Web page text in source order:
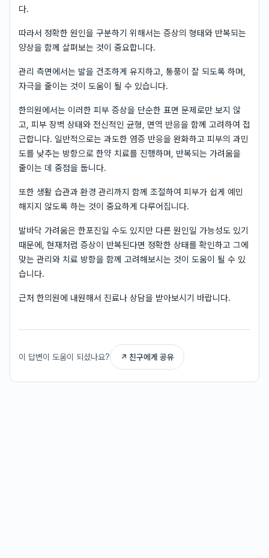
다.
따라서 정확한 원인을 구분하기 위해서는 증상의 형태와 반복되는
양상을 함께 살펴보는 것이 중요합니다.
관리 측면에서는 발을 건조하게 유지하고, 통풍이 잘 되도록 하며,
자극을 줄이는 것이 도움이 될 수 있습니다.
한의원에서는 이러한 피부 증상을 단순한 표면 문제로만 보지 않
고, 피부 장벽 상태와 전신적인 균형, 면역 반응을 함께 고려하여 접
근합니다. 일반적으로는 과도한 염증 반응을 완화하고 피부의 과민
도를 낮추는 방향으로 한약 치료를 진행하며, 반복되는 가려움을
줄이는 데 중점을 둡니다.
또한 생활 습관과 환경 관리까지 함께 조절하여 피부가 쉽게 예민
해지지 않도록 하는 것이 중요하게 다루어집니다.
발바닥 가려움은 한포진일 수도 있지만 다른 원인일 가능성도 있기
때문에, 현재처럼 증상이 반복된다면 정확한 상태를 확인하고 그에
맞는 관리와 치료 방향을 함께 고려해보시는 것이 도움이 될 수 있
습니다.
근처 한의원에 내원해서 진료나 상담을 받아보시기 바랍니다.
이 답변이 도움이 되셨나요? ↗ 친구에게 공유